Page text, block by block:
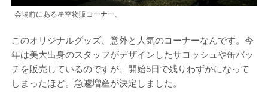
会場前にある星空物販コーナー。
このオリジナルグッズ、意外と人気のコーナーなんです。今
年は美大出身のスタッフがデザインしたサコッシュや缶バッ
チを販売しているのですが、開始5日で残りわずかになって
しまったほど。急遽増産が決定しました。